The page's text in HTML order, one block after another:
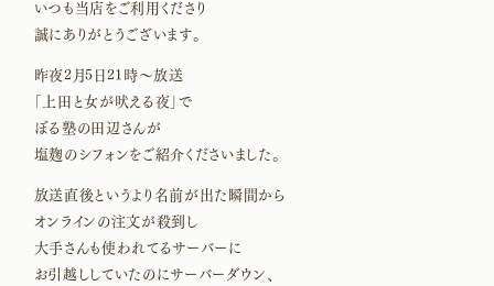
いつも当店をご利用くださり
誠にありがとうございます。
昨夜2月5日21時〜放送
「上田と女が吠える夜」で
ぼる塾の田辺さんが
塩麹のシフォンをご紹介くださいました。
放送直後というより名前が出た瞬間から
オンラインの注文が殺到し
大手さんも使われてるサーバーに
お引越ししていたのにサーバーダウン、